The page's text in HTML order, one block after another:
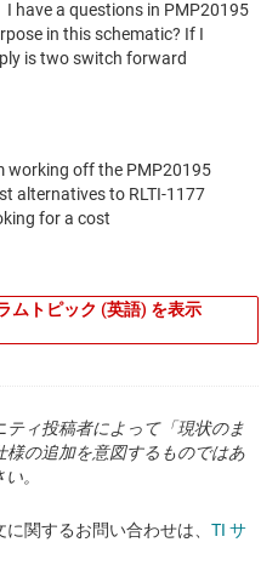
ムトピック (英語) を表示
ィ投稿者によって「現状のま
様の追加を意図するものではあ
。
関するお問い合わせは、 TI サ